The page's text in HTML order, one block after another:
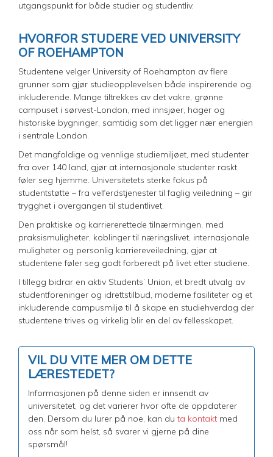
utgangspunkt for både studier og studentliv.
HVORFOR STUDERE VED UNIVERSITY
OF ROEHAMPTON
Studentene velger University of Roehampton av flere
grunner som gjør studieopplevelsen både inspirerende og
inkluderende. Mange tiltrekkes av det vakre, grønne
campuset i sørvest-London, med innsjøer, hager og
historiske bygninger, samtidig som det ligger nær energien
i sentrale London.
Det mangfoldige og vennlige studiemiljøet, med studenter
fra over 140 land, gjør at internasjonale studenter raskt
føler seg hjemme. Universitetets sterke fokus på
studentstøtte – fra velferdstjenester til faglig veiledning – gir
trygghet i overgangen til studentlivet.
Den praktiske og karriererettede tilnærmingen, med
praksismuligheter, koblinger til næringslivet, internasjonale
muligheter og personlig karriereveiledning, gjør at
studentene føler seg godt forberedt på livet etter studiene.
I tillegg bidrar en aktiv Students’ Union, et bredt utvalg av
studentforeninger og idrettstilbud, moderne fasiliteter og et
inkluderende campusmiljø til å skape en studiehverdag der
studentene trives og virkelig blir en del av fellesskapet.
VIL DU VITE MER OM DETTE
LÆRESTEDET?
Informasjonen på denne siden er innsendt av
universitetet, og det varierer hvor ofte de oppdaterer
den. Dersom du lurer på noe, kan duta kontakt med
oss når som helst, så svarer vi gjerne på dine
spørsmål!